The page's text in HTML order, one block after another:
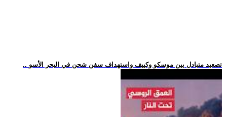
.. تصعيد متبادل بين موسكو وكييف واستهداف سفن شحن في البحر الأسو